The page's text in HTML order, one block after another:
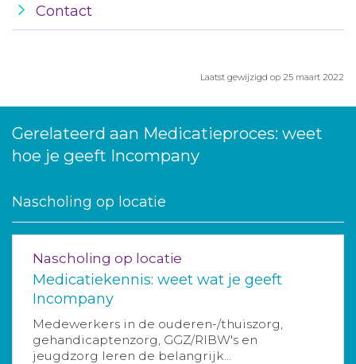
Contact
Laatst gewijzigd op 25 maart 2022
Gerelateerd aan Medicatieproces: weet
hoe je geeft Incompany
Nascholing op locatie
Nascholing op locatie
Medicatiekennis: weet wat je geeft
Incompany
Medewerkers in de ouderen-/thuiszorg,
gehandicaptenzorg, GGZ/RIBW's en
jeugdzorg leren de belangrijk...